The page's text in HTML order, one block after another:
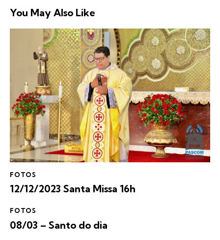
You May Also Like
FOTOS
12/12/2023 Santa Missa 16h
FOTOS
08/03 – Santo do dia